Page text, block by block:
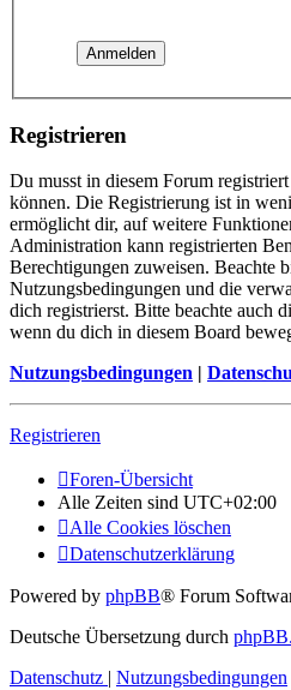
Registrieren
Du musst in diesem Forum
können. Die Registrierung ist in
ermöglicht dir, auf weitere
Administration kann registrierten
Berechtigungen zuweisen. Beachte
Nutzungsbedingungen und die
dich registrierst. Bitte beachte auch
wenn du dich in diesem Board
Nutzungsbedingungen |
Registrieren
Foren-Übersicht
Alle Zeiten sind UTC+02:00
Alle Cookies löschen
Datenschutzerklärung
Powered by phpBB® Forum
Deutsche Übersetzung durch
Datenschutz | Nutzungsbedingungen